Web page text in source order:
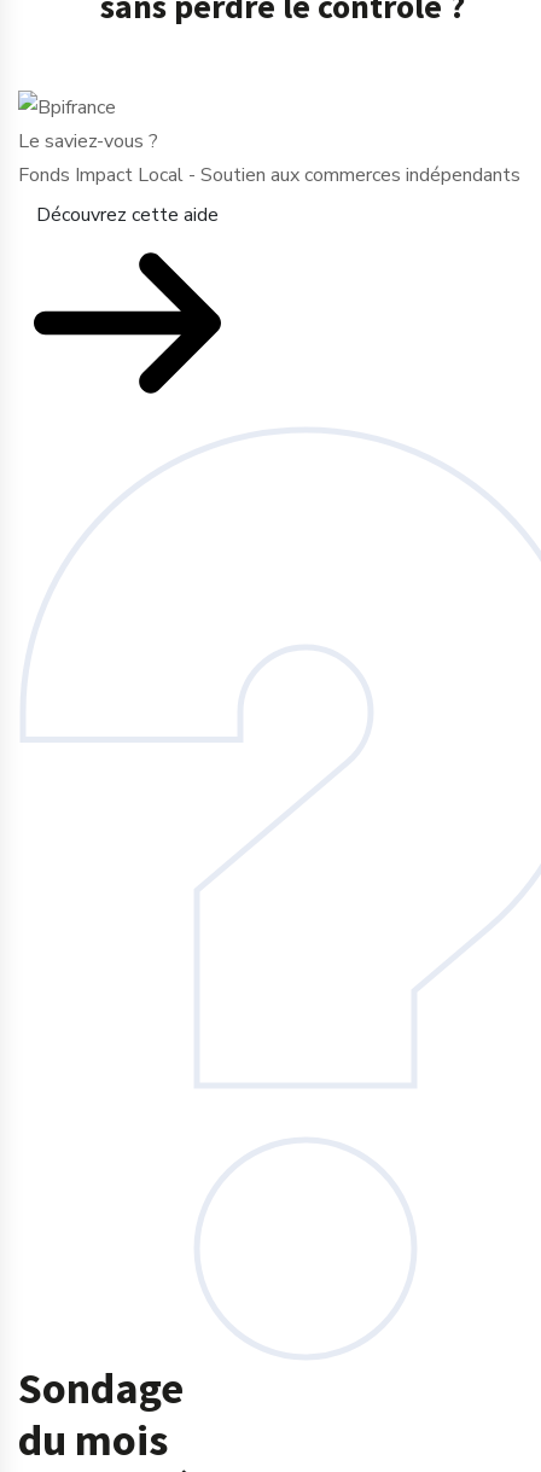
Le saviez-vous ?
Fonds Impact Local - Soutien aux commerces indépendants
Découvrez cette aide
Sondage
du mois